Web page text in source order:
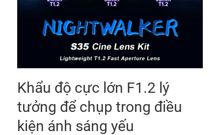
Khẩu độ cực lớn F1.2 lý
tưởng để chụp trong điều
kiện ánh sáng yếu